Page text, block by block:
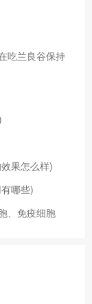
吃兰良谷保持
果怎么样)
哪些)
、免疫细胞